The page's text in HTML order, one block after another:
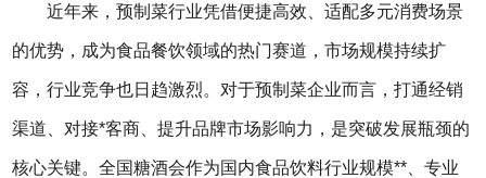
近年来，预制菜行业凭借便捷高效、适配多元消费场景
的优势，成为食品餐饮领域的热门赛道，市场规模持续扩
容，行业竞争也日趋激烈。对于预制菜企业而言，打通经销
渠道、对接*客商、提升品牌市场影响力，是突破发展瓶颈的
核心关键。 全国糖酒会作为国内食品饮料行业规模**、专业